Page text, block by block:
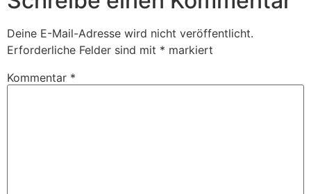
Deine E-Mail-Adresse wird nicht veröffentlicht.
Erforderliche Felder sind mit * markiert
Kommentar *